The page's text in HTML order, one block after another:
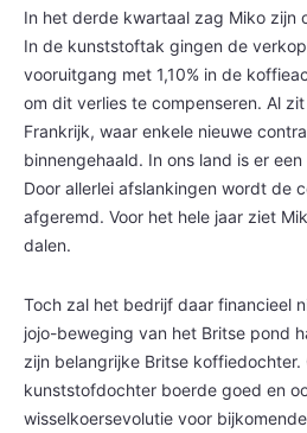
In het derde kwartaal zag Miko zijn
In de kunststoftak gingen de
vooruitgang met 1,10% in de
om dit verlies te compenseren. Al
Frankrijk, waar enkele nieuwe
binnengehaald. In ons land is er
Door allerlei afslankingen wordt de
afgeremd. Voor het hele jaar ziet
dalen.
Toch zal het bedrijf daar financieel
jojo-beweging van het Britse pond
zijn belangrijke Britse koffiedochter.
kunststofdochter boerde goed en
wisselkoersevolutie voor